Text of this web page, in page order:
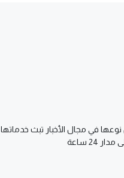
في مجال الأخبار تبث خدماتها
24 ساعة